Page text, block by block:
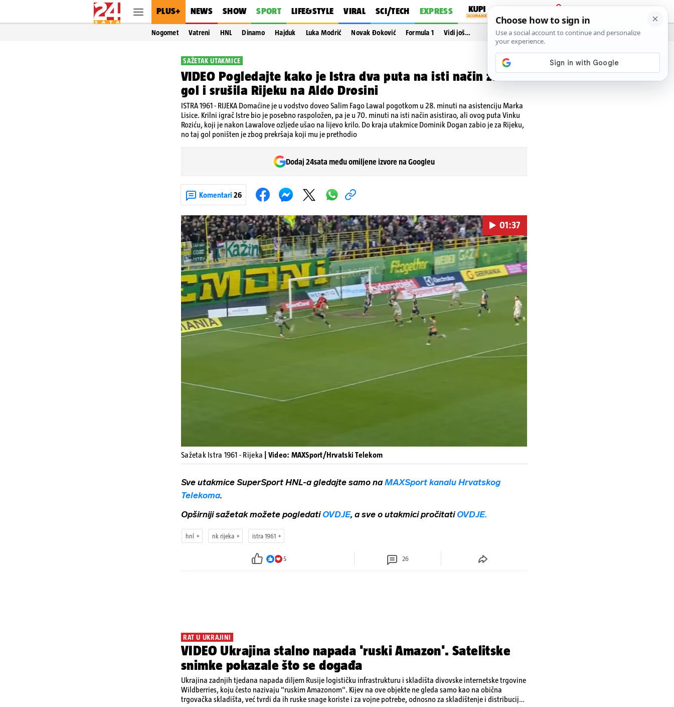
PLUS+ NEWS SHOW SPORT LIFE&STYLE VIRAL SCI/TECH EXPRESS
PRIJAVA
Nogomet Vatreni HNL Dinamo Hajduk Luka Modrić Novak Đoković Formula 1 Vidi još…
SAŽETAK UTAKMICE
VIDEO Pogledajte kako je Istra dva puta na isti način zabila
gol i srušila Rijeku na Aldo Drosini
ISTRA 1961 - RIJEKA Domaćine je u vodstvo doveo Salim Fago Lawal pogotkom u 28. minuti na asistenciju Marka
Lisice. Krilni igrač Istre bio je posebno raspoložen, pa je u 70. minuti na isti način asistirao, ali ovog puta Vinku
Roziću, koji je nakon Lawalove ozljede ušao na lijevo krilo. Do kraja utakmice Dominik Dogan zabio je za Rijeku,
no taj gol poništen je zbog prekršaja koji mu je prethodio
Dodaj 24sata među omiljene izvore na Googleu
Komentari 26
Pokretanje videa...
01:37
Sažetak Istra 1961 - Rijeka | Video: MAXSport/Hrvatski Telekom
Sve utakmice SuperSport HNL-a gledajte samo na MAXSport kanalu Hrvatskog
Telekoma.
Opširniji sažetak možete pogledati OVDJE, a sve o utakmici pročitati OVDJE.
hnl nk rijeka istra 1961
5 26
RAT U UKRAJINI
VIDEO Ukrajina stalno napada 'ruski Amazon'. Satelitske
snimke pokazale što se događa
Ukrajina zadnjih tjedana napada diljem Rusije logističku infrastrukturu i skladišta divovske internetske trgovine
Wildberries, koju često nazivaju "ruskim Amazonom". Kijev na ove objekte ne gleda samo kao na obična
trgovačka skladišta, već tvrdi da ih ruske snage koriste i za vojne potrebe, odnosno za skladištenje i distribuciju